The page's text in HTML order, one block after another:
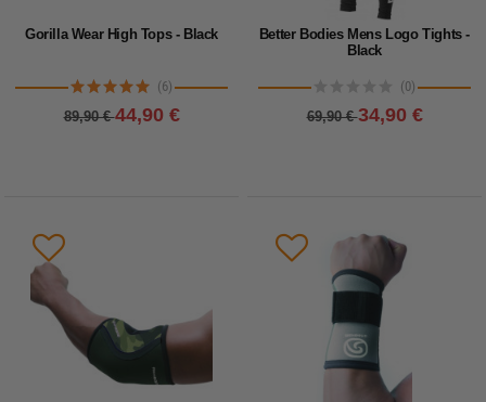
Gorilla Wear High Tops - Black
(6)
89,90 €44,90 €
Better Bodies Mens Logo Tights -
Black
(0)
69,90 €34,90 €